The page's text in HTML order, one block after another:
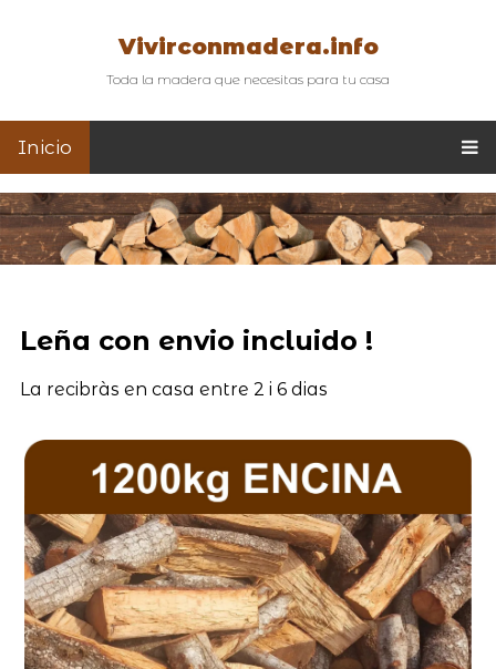
Vivirconmadera.info
Toda la madera que necesitas para tu casa
Inicio
Leña con envio incluido !
La recibràs en casa entre 2 i 6 dias